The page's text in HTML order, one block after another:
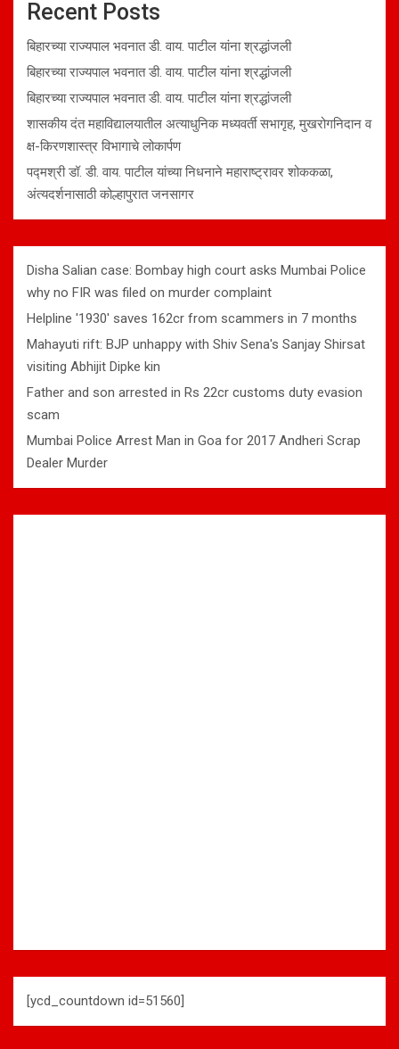
Recent Posts
बिहारच्या राज्यपाल भवनात डी. वाय. पाटील यांना श्रद्धांजली
बिहारच्या राज्यपाल भवनात डी. वाय. पाटील यांना श्रद्धांजली
बिहारच्या राज्यपाल भवनात डी. वाय. पाटील यांना श्रद्धांजली
शासकीय दंत महाविद्यालयातील अत्याधुनिक मध्यवर्ती सभागृह, मुखरोगनिदान व
क्ष-किरणशास्त्र विभागाचे लोकार्पण
पद्मश्री डॉ. डी. वाय. पाटील यांच्या निधनाने महाराष्ट्रावर शोककळा,
अंत्यदर्शनासाठी कोल्हापुरात जनसागर
Disha Salian case: Bombay high court asks Mumbai Police
why no FIR was filed on murder complaint
Helpline '1930' saves 162cr from scammers in 7 months
Mahayuti rift: BJP unhappy with Shiv Sena's Sanjay Shirsat
visiting Abhijit Dipke kin
Father and son arrested in Rs 22cr customs duty evasion
scam
Mumbai Police Arrest Man in Goa for 2017 Andheri Scrap
Dealer Murder
[ycd_countdown id=51560]